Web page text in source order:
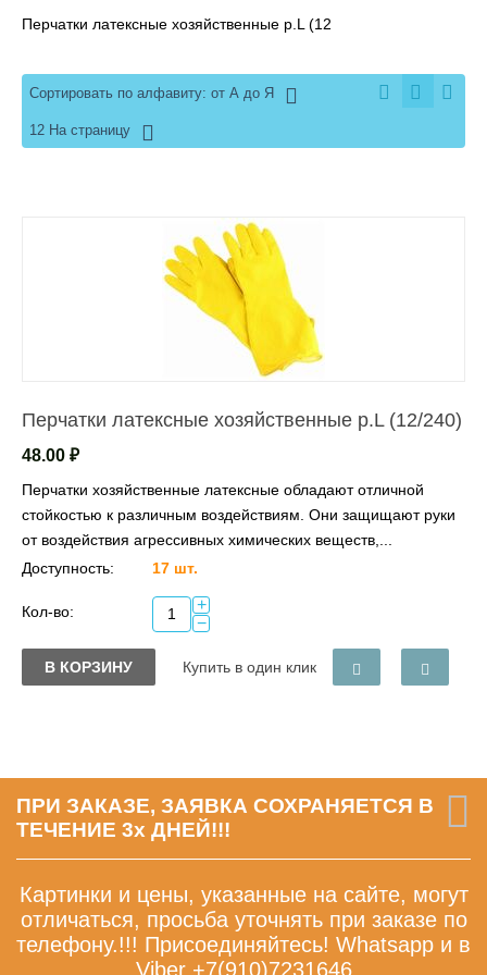
Перчатки латексные хозяйственные р.L (12
Сортировать по алфавиту: от А до Я
12 На страницу
Перчатки латексные хозяйственные р.L (12/240)
48.00 ₽
Перчатки хозяйственные латексные обладают отличной
стойкостью к различным воздействиям. Они защищают руки
от воздействия агрессивных химических веществ,...
Доступность:
17 шт.
Кол-во:
+
−
В КОРЗИНУ Купить в один клик
ПРИ ЗАКАЗЕ, ЗАЯВКА СОХРАНЯЕТСЯ В
ТЕЧЕНИЕ 3х ДНЕЙ!!!
Картинки и цены, указанные на сайте, могут
отличаться, просьба уточнять при заказе по
телефону.!!! Присоединяйтесь! Whatsapp и в
Viber +7(910)7231646